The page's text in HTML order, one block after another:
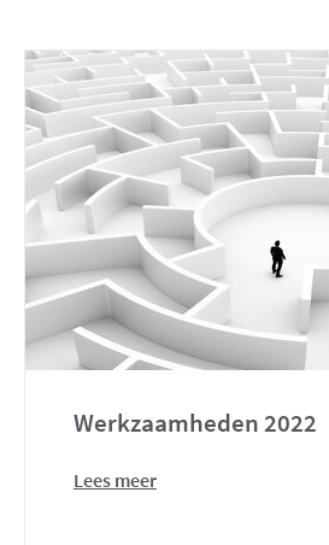
Werkzaamheden 2022
Lees meer